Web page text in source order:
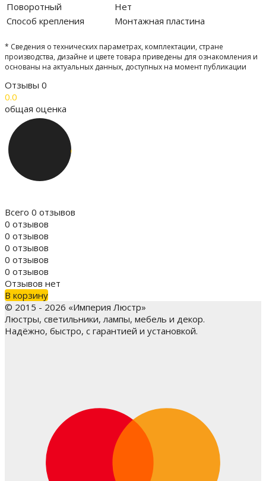
Поворотный
Нет
Способ крепления
Монтажная пластина
* Сведения о технических параметрах, комплектации, стране
производства, дизайне и цвете товара приведены для ознакомления и
основаны на актуальных данных, доступных на момент публикации
Отзывы 0
0.0
общая оценка
Всего 0 отзывов
0 отзывов
0 отзывов
0 отзывов
0 отзывов
0 отзывов
Отзывов нет
В корзину
© 2015 - 2026 «Империя Люстр»
Люстры, светильники, лампы, мебель и декор.
Надёжно, быстро, с гарантией и установкой.